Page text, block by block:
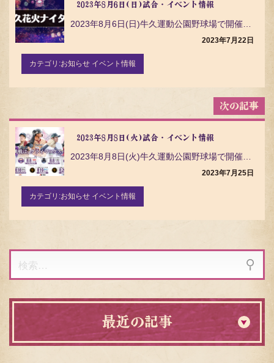
ビ
ゲ
ー
シ
2023年8月6日(日)試合・イベント情報
2023年7月22日
カテゴリ:お知らせ イベント情報
2023年8月8日(火)試合・イベント情報
2023年7月25日
カテゴリ:お知らせ イベント情報
索:
最近の記事